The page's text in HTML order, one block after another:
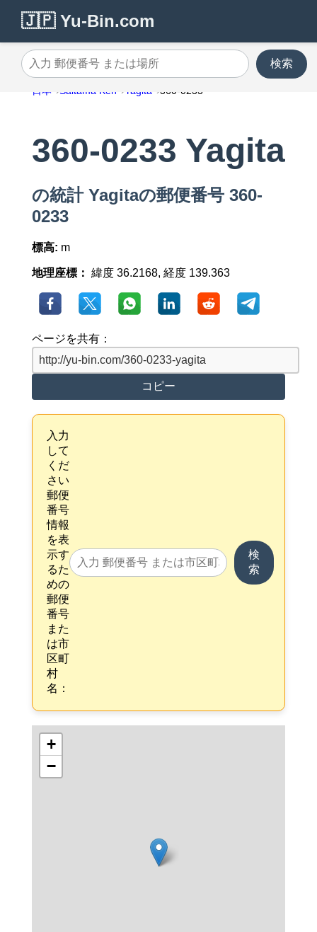
🇯🇵 Yu-Bin.com
入力 郵便番号 または場所
検索
日本 Saitama Ken Yagita 360-0233
360-0233 Yagita
の統計 Yagitaの郵便番号 360-
0233
標高: m
地理座標： 緯度 36.2168, 経度 139.363
ページを共有：
コピー
入力
して
くだ
さい
郵便
番号
情報
を表
示す
るた
めの
郵便
番号
また
は市
区町
村
名：
検
索
+
−